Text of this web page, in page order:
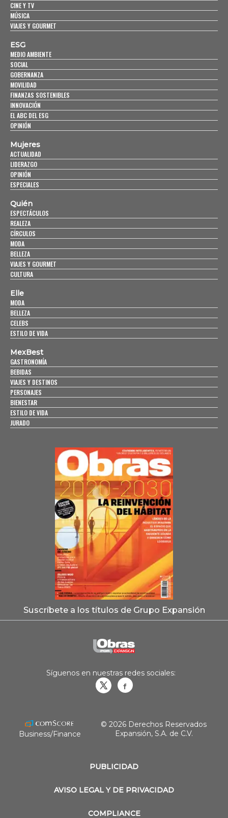
CINE Y TV
MÚSICA
VIAJES Y GOURMET
ESG
MEDIO AMBIENTE
SOCIAL
GOBERNANZA
MOVILIDAD
FINANZAS SOSTENIBLES
INNOVACIÓN
EL ABC DEL ESG
OPINIÓN
Mujeres
ACTUALIDAD
LIDERAZGO
OPINIÓN
ESPECIALES
Quién
ESPECTÁCULOS
REALEZA
CÍRCULOS
MODA
BELLEZA
VIAJES Y GOURMET
CULTURA
Elle
MODA
BELLEZA
CELEBS
ESTILO DE VIDA
MexBest
GASTRONOMÍA
BEBIDAS
VIAJES Y DESTINOS
PERSONAJES
BIENESTAR
ESTILO DE VIDA
JURADO
Suscríbete a los títulos de Grupo Expansión
PUBLICIDAD
AVISO LEGAL Y DE PRIVACIDAD
COMPLIANCE
Síguenos en nuestras redes sociales:
Business/Finance
© 2026 Derechos Reservados
Expansión, S.A. de C.V.